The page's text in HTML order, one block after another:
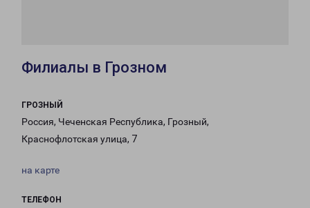
Филиалы в Грозном
ГРОЗНЫЙ
Россия, Чеченская Республика, Грозный,
Краснофлотская улица, 7
на карте
ТЕЛЕФОН